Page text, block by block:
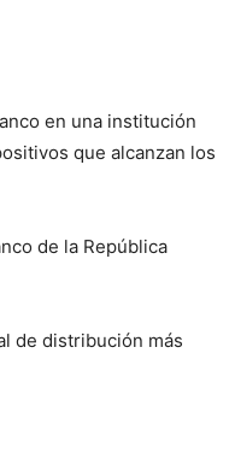
en una institución
que alcanzan los
de la República
de distribución más